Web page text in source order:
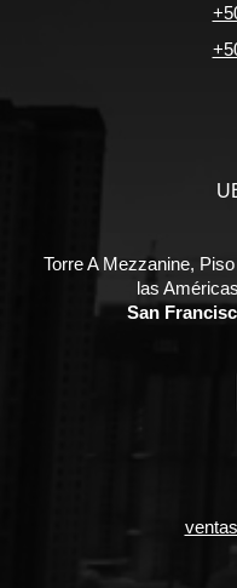
Torre A Mezzanine,
las
San